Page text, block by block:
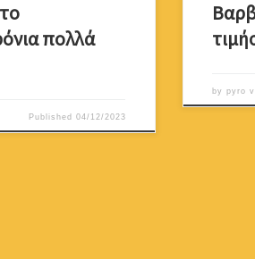
πολλά
Published 04/12/2023
bypyro